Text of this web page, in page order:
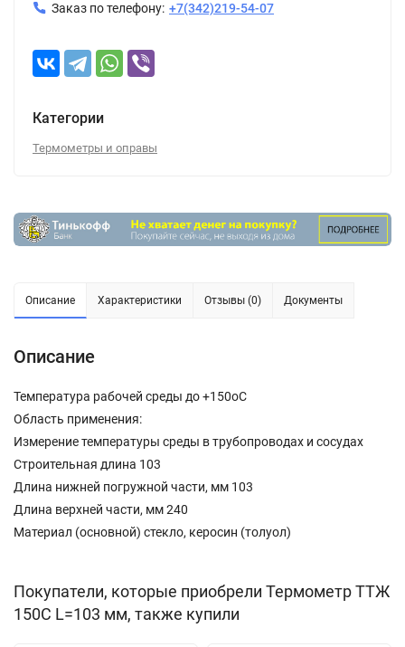
Заказ по телефону: +7(342)219-54-07
Категории
Термометры и оправы
Описание Характеристики Отзывы (0) Документы
Описание
Температура рабочей среды до +150oC
Область применения:
Измерение температуры среды в трубопроводах и сосудах
Строительная длина 103
Длина нижней погружной части, мм 103
Длина верхней части, мм 240
Материал (основной) стекло, керосин (толуол)
Покупатели, которые приобрели Термометр ТТЖ
150С L=103 мм, также купили